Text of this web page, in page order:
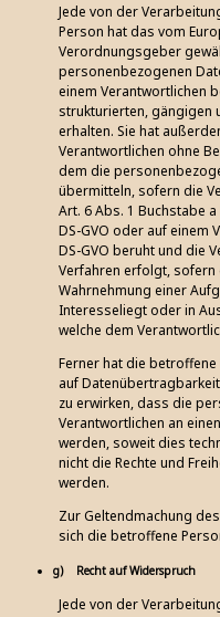
Jede von der
Person hat das vom
Verordnungsgeber
personenbezogenen
einem Verantwortlichen
strukturierten, gängigen
erhalten. Sie hat
Verantwortlichen ohne
dem die
übermitteln, sofern die
Art. 6 Abs. 1 Buchstabe
DS-GVO oder auf einem
DS-GVO beruht und die
Verfahren erfolgt,
Wahrnehmung einer
Interesseliegt oder in
welche dem
Ferner hat die
auf
zu erwirken, dass die
Verantwortlichen an
werden, soweit dies
nicht die Rechte und
werden.
Zur Geltendmachung
sich die betroffene
g) Recht auf Widerspruch
Jede von der